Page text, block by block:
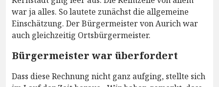
war ja alles. So lautete zunächst die allgemeine
Einschätzung. Der Bürgermeister von Aurich war
auch gleichzeitig Ortsbürgermeister.
Bürgermeister war überfordert
Dass diese Rechnung nicht ganz aufging, stellte sich